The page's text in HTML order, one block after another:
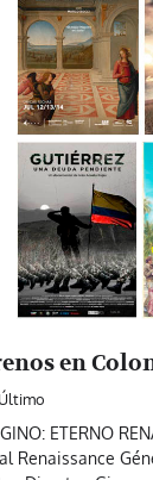
en
ETERNO
Renaissance